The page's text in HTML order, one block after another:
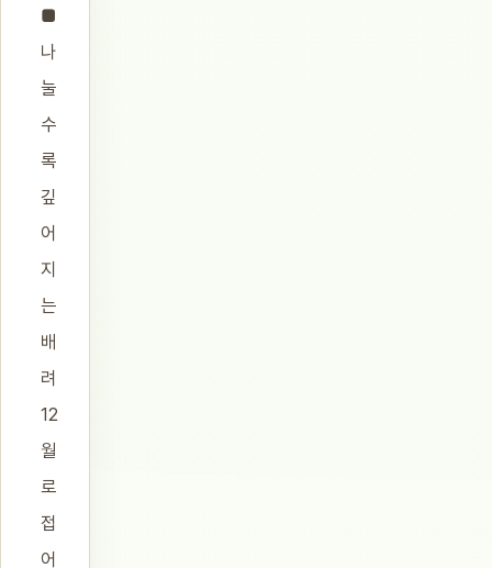
■
나
눌
수
록
깊
어
지
는
배
려
12
월
로
접
어